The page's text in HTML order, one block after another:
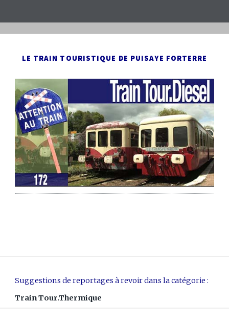
LE TRAIN TOURISTIQUE DE PUISAYE FORTERRE
Suggestions de reportages à revoir dans la catégorie :
Train Tour.Thermique